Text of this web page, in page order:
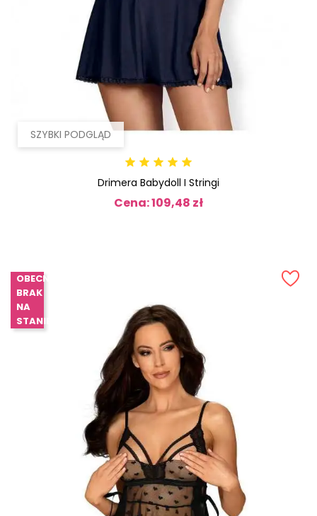
SZYBKI PODGLĄD
Drimera Babydoll I Stringi
Cena: 109,48 zł
OBECNIE
BRAK
NA
STANIE